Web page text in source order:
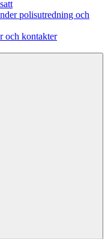
polisutredning och
och kontakter